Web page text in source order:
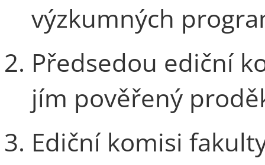
výzkumných
Předsedou ediční
jím pověřený
Ediční komisi